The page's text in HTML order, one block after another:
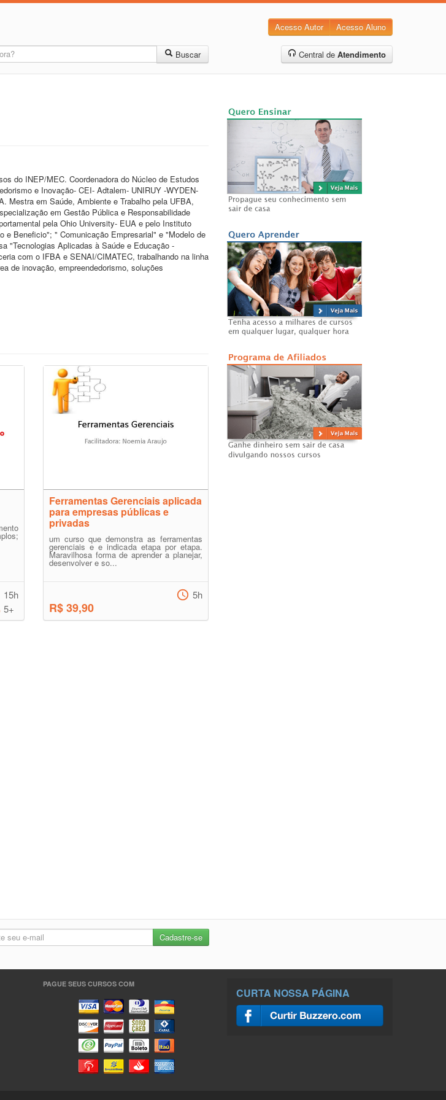
Acesso Autor Acesso Aluno
Buscar Central de Atendimento
do INEP/MEC. Coordenadora do Núcleo de Estudos
e Inovação- CEI- Adtalem- UNIRUY -WYDEN-
Mestra em Saúde, Ambiente e Trabalho pela UFBA,
em Gestão Pública e Responsabilidade
pela Ohio University- EUA e pelo Instituto
e Beneficio"; " Comunicação Empresarial" e "Modelo de
"Tecnologias Aplicadas à Saúde e Educação -
com o IFBA e SENAI/CIMATEC, trabalhando na linha
de inovação, empreendedorismo, soluções
15h
5+
Ferramentas Gerenciais aplicada
para empresas públicas e
privadas
um curso que demonstra as ferramentas
gerenciais e e indicada etapa por etapa.
Maravilhosa forma de aprender a planejar,
desenvolver e so...
R$ 39,90
5h
PAGUE SEUS CURSOS COM
CURTA NOSSA PÁGINA